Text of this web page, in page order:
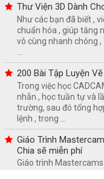
Thư Viện 3D Dành
Như các bạn đã biết ,
chuẩn hóa , giúp tăng
vô cùng nhanh chóng
200 Bài Tập Luyện Vẽ
Trong việc học
nhẫn , học tuần tự và
trường, sau đó tổng
lệnh , trong ...
Giáo Trình
Chia sẽ miễn phí
Giáo trình